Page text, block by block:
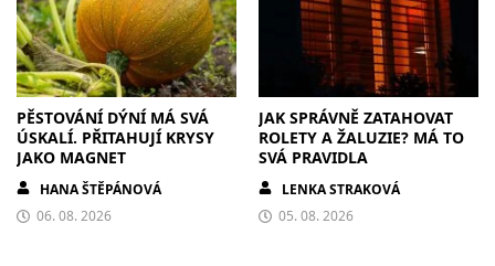
PĚSTOVÁNÍ DÝNÍ MÁ SVÁ
ÚSKALÍ. PŘITAHUJÍ KRYSY
JAKO MAGNET
HANA ŠTĚPÁNOVÁ
06. 08. 2026
JAK SPRÁVNĚ ZATAHOVAT
ROLETY A ŽALUZIE? MÁ TO
SVÁ PRAVIDLA
LENKA STRAKOVÁ
05. 08. 2026